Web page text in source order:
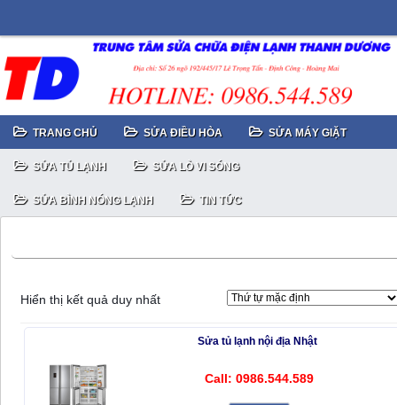
TRANG CHỦ SỬA ĐIỀU HÒA SỬA MÁY GIẶT
SỬA TỦ LẠNH SỬA LÒ VI SÓNG
SỬA BÌNH NÓNG LẠNH TIN TỨC
Hiển thị kết quả duy nhất
Sửa tủ lạnh nội địa Nhật
Call: 0986.544.589